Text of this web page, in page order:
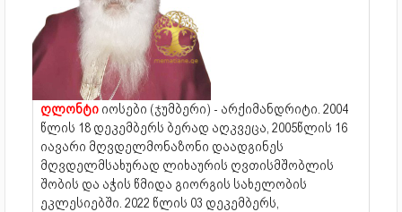
ღლონტი იოსები (ჯუმბერი) - არქიმანდრიტი. 2004
წლის 18 დეკემბერს ბერად აღკვეცა, 2005წლის 16
იავარი მღვდელმონაზონი დაადგინეს
მღვდელმსახურად ლიხაურის ღვთისმშობლის
შობის და აჭის წმიდა გიორგის სახელობის
ეკლესიებში. 2022 წლის 03 დეკემბერს,